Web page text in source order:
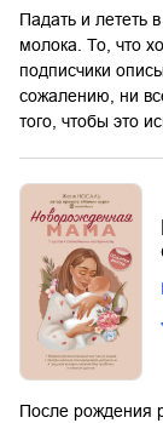
Падать и лететь
молока. То, что
подписчики
сожалению, ни
того, чтобы это
После рождения